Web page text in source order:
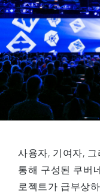
사용자, 기여자,
통해 구성된 쿠버
로젝트가 급부상